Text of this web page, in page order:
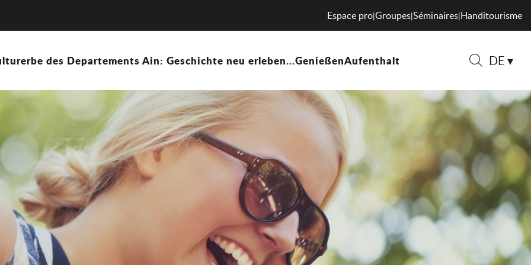
DE
Espace pro|Groupes|Séminaires|Handitourisme
des Departements Ain: Geschichte neu erleben...GenießenAufenthalt